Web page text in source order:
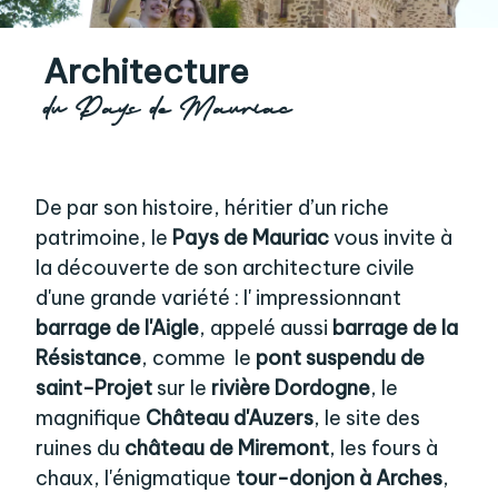
Architecture
du Pays de Mauriac
De par son histoire, héritier d’un riche
patrimoine, le Pays de Mauriacvous invite à
la découverte de son architecture civile
d'une grande variété : l' impressionnant
barrage de l'Aigle, appelé aussi barrage de la
Résistance, comme le pont suspendu de
saint-Projetsur le rivière Dordogne, le
magnifique Château d'Auzers, le site des
ruines du château de Miremont, les fours à
chaux, l'énigmatique tour-donjon à Arches,